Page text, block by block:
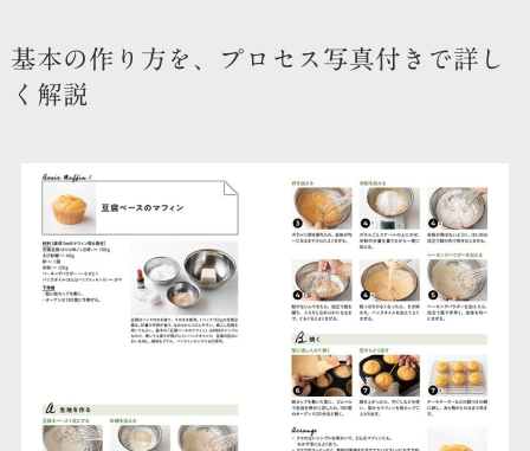
基本の作り方を、プロセス写真付きで詳し
く解説